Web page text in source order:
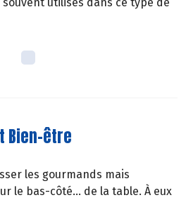
Bien-être
les gourmands mais
le bas-côté… de la table. À eux